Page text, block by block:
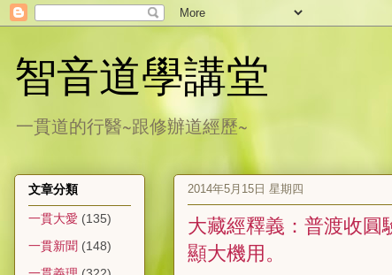
智音道學講堂
一貫道的行醫~跟修辦道經歷~
2014年5月15日 星期四
大藏經釋義：普渡收
顯大機用。
文章分類
一貫大愛 (135)
一貫新聞 (148)